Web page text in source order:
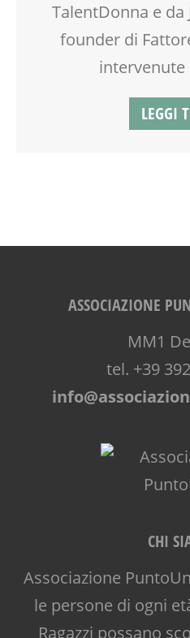
PRIMA INFANZIA
PSICOLOGIA
TalentDonna e da
founder di
LEGGI
ASSOCIAZIONE
MM1
tel. +39
CHI
Associazione
le persone di ogni
Ragazzi possano